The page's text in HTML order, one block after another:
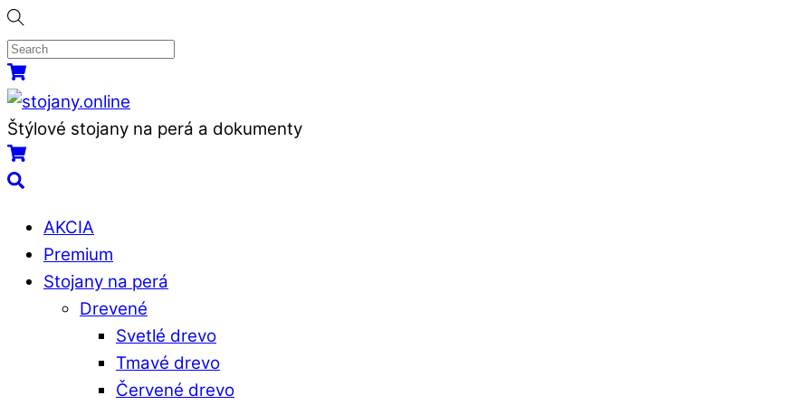
Skip
to
content
MenuKošík
Štýlové stojany na perá a dokumenty
Košík
Search
AKCIA
Premium
Stojany na perá
Drevené
Svetlé drevo
Tmavé drevo
Červené drevo